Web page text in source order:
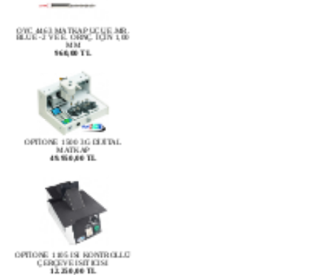
MM
960,00 TL
OPTİONE 1500 3G DİJİTAL
MATKAP
49.950,00 TL
OPTİONE 1105 ISI KONTROLLÜ
ÇERÇEVE ISITICISI
12.250,00 TL